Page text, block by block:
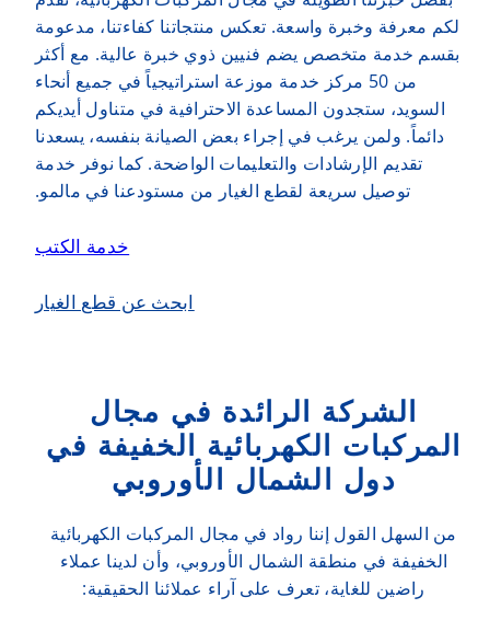
لكم معرفة وخبرة واسعة. تعكس منتجاتنا كفاءتنا، مدعومة
بقسم خدمة متخصص يضم فنيين ذوي خبرة عالية. مع أكثر
من 50 مركز خدمة موزعة استراتيجياً في جميع أنحاء
السويد، ستجدون المساعدة الاحترافية في متناول أيديكم
دائماً. ولمن يرغب في إجراء بعض الصيانة بنفسه، يسعدنا
تقديم الإرشادات والتعليمات الواضحة. كما نوفر خدمة
توصيل سريعة لقطع الغيار من مستودعنا في مالمو.
خدمة الكتب
ابحث عن قطع الغيار
الشركة الرائدة في مجال
المركبات الكهربائية الخفيفة في
دول الشمال الأوروبي
من السهل القول إننا رواد في مجال المركبات الكهربائية
الخفيفة في منطقة الشمال الأوروبي، وأن لدينا عملاء
راضين للغاية، تعرف على آراء عملائنا الحقيقية: